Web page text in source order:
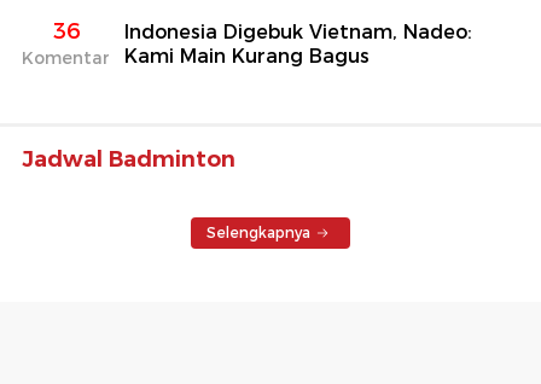
36
Komentar
Indonesia Digebuk Vietnam, Nadeo:
Kami Main Kurang Bagus
Jadwal Badminton
Selengkapnya